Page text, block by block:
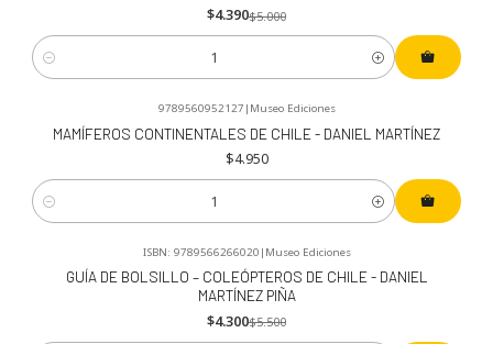
$4.390$5.000
Cantidad
9789560952127 | Museo Ediciones
MAMÍFEROS CONTINENTALES DE CHILE - DANIEL MARTÍNEZ
$4.950
Cantidad
-22%OFF
ISBN: 9789566266020 | Museo Ediciones
GUÍA DE BOLSILLO – COLEÓPTEROS DE CHILE - DANIEL
MARTÍNEZ PIÑA
$4.300$5.500